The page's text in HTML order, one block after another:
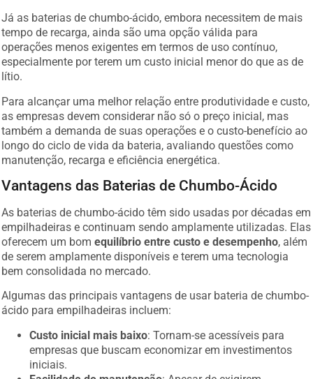
Já as baterias de chumbo-ácido, embora necessitem de mais
tempo de recarga, ainda são uma opção válida para
operações menos exigentes em termos de uso contínuo,
especialmente por terem um custo inicial menor do que as de
lítio.
Para alcançar uma melhor relação entre produtividade e custo,
as empresas devem considerar não só o preço inicial, mas
também a demanda de suas operações e o custo-benefício ao
longo do ciclo de vida da bateria, avaliando questões como
manutenção, recarga e eficiência energética.
Vantagens das Baterias de Chumbo-Ácido
As baterias de chumbo-ácido têm sido usadas por décadas em
empilhadeiras e continuam sendo amplamente utilizadas. Elas
oferecem um bomequilíbrio entre custo e desempenho , além
de serem amplamente disponíveis e terem uma tecnologia
bem consolidada no mercado.
Algumas das principais vantagens de usar bateria de chumbo-
ácido para empilhadeiras incluem:
Custo inicial mais baixo: Tornam-se acessíveis para
empresas que buscam economizar em investimentos
iniciais.
Facilidade de manutenção: Apesar de exigirem